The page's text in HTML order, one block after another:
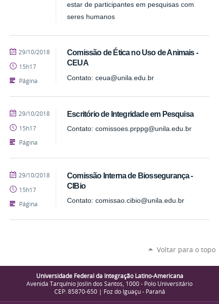
estar de participantes em pesquisas com
seres humanos
Comissão de Ética no Uso de Animais -
CEUA
Contato: ceua@unila.edu.br
publicado
29/10/2018
15h17
Página
Escritório de Integridade em Pesquisa
Contato: comissoes.prppg@unila.edu.br
publicado
29/10/2018
15h17
Página
Comissão Interna de Biossegurança -
CIBio
Contato: comissao.cibio@unila.edu.br
publicado
29/10/2018
15h17
Página
Voltar para o topo
Universidade Federal da Integração Latino-Americana
Avenida Tarquínio Joslin dos Santos, 1000 - Polo Universitário
CEP: 85870-650 | Foz do Iguaçu - Paraná